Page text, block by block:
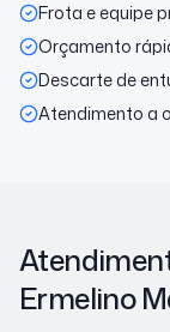
Frota e equipe
Orçamento
Descarte de
Atendimento a
Ermelino